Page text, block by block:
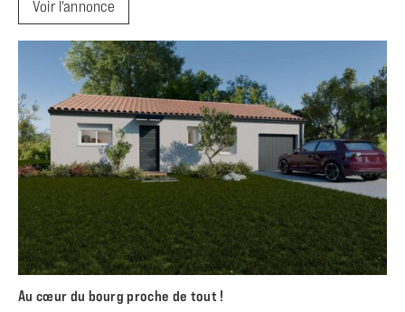
Voir l'annonce
Au cœur du bourg proche de tout !